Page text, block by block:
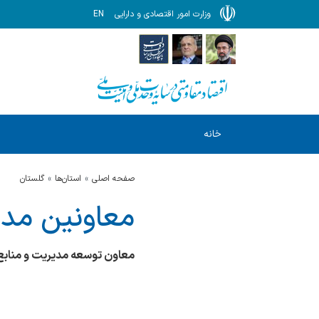
وزارت امور اقتصادی و دارایی EN
خانه
صفحه اصلی استان‌ها گلستان
معاونین
معاون توسعه مدیریت و